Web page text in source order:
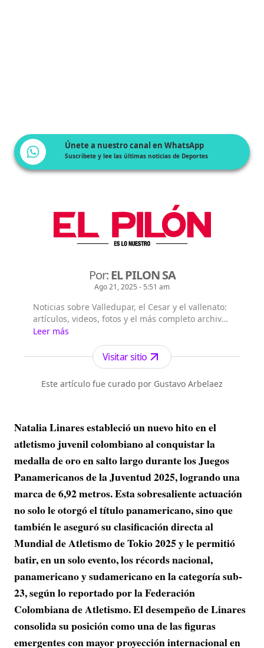
Únete a nuestro canal en WhatsApp
Suscríbete y lee las últimas noticias de Deportes
Por:EL PILON SA
Ago 21, 2025 - 5:51 am
Noticias sobre Valledupar, el Cesar y el vallenato:
artículos, videos, fotos y el más completo archivo
de noticias de Colombia y el mundo en El Pilón.
Leer más
Visitar sitio
Este artículo fue curado por Gustavo Arbelaez
Natalia Linares estableció un nuevo hito en el
atletismo juvenil colombiano al conquistar la
medalla de oro en salto largo durante los Juegos
Panamericanos de la Juventud 2025, logrando una
marca de 6,92 metros. Esta sobresaliente actuación
no solo le otorgó el título panamericano, sino que
también le aseguró su clasificación directa al
Mundial de Atletismo de Tokio 2025 y le permitió
batir, en un solo evento, los récords nacional,
panamericano y sudamericano en la categoría sub-
23, según lo reportado por la Federación
Colombiana de Atletismo. El desempeño de Linares
consolida su posición como una de las figuras
emergentes con mayor proyección internacional en